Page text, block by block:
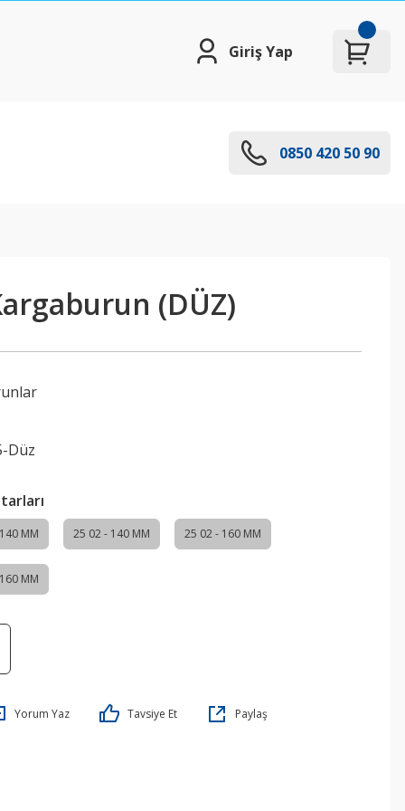
Giriş Yap
0850 420 50 90
(DÜZ)
Düz
MM 25 02 - 140 MM 25 02 - 160 MM
MM
Yorum Yaz Tavsiye Et Paylaş